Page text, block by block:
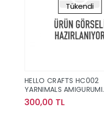
Tükendi
HELLO CRAFTS HC002
YARNIMALS AMIGURUMI
ÖRGÜ KİTİ - OZZY THE
OCTOPUS
300,00 TL